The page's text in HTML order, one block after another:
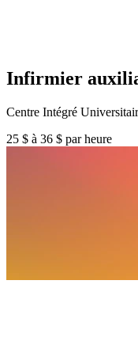
Infirmier
Centre Intégré
25 $ à 36 $ par heure